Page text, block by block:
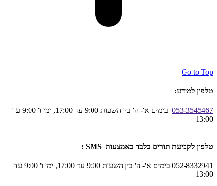
Go to Top
טלפון למידע:
053-3545467
בימים א'- ה' בין השעות 9:00 עד 17:00, ימי ו' 9:00 עד
13:00
טלפון לקביעת תורים בלבד באמצעות SMS :
052-8332941 בימים א'- ה' בין השעות 9:00 עד 17:00, ימי ו' 9:00 עד
13:00